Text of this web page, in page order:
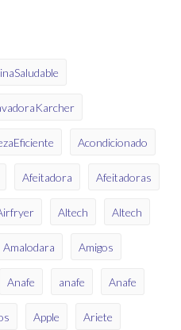
Acondicionado
Afeitadora Afeitadoras
Altech Altech
Amalodara Amigos
Anafe anafe Anafe
Apple Ariete